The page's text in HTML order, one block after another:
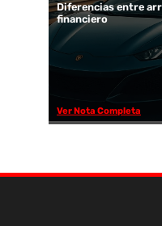
Diferencias entre
financiero
Ver Nota Completa